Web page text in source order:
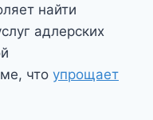
найти
адлерских
что упрощает